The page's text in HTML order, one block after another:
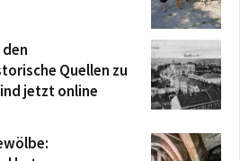
Quellen zu
jetzt online